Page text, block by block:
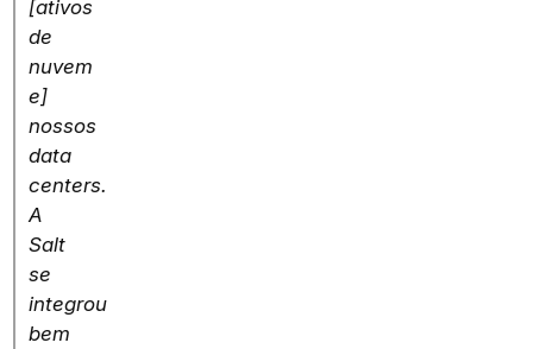
[ativos
de
nuvem
e]
nossos
data
centers.
A
Salt
se
integrou
bem